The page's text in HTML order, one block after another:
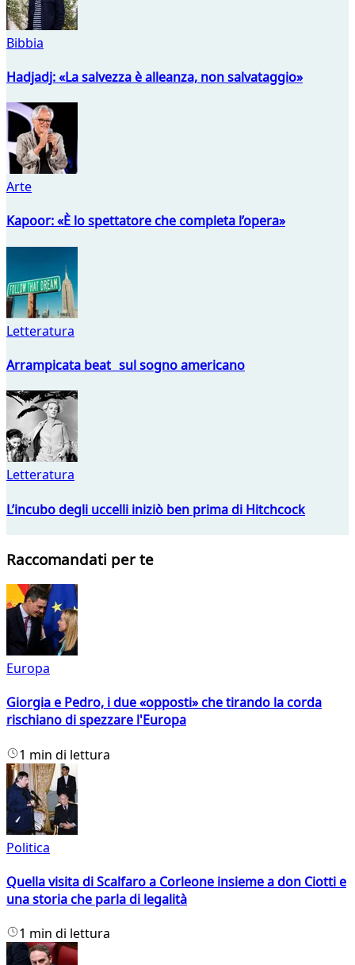
Bibbia
Hadjadj: «La salvezza è alleanza, non salvataggio»
Arte
Kapoor: «È lo spettatore che completa l’opera»
Letteratura
Arrampicata beat sul sogno americano
Letteratura
L’incubo degli uccelli iniziò ben prima di Hitchcock
Raccomandati per te
Europa
Giorgia e Pedro, i due «opposti» che tirando la corda
rischiano di spezzare l'Europa
1 min di lettura
Politica
Quella visita di Scalfaro a Corleone insieme a don Ciotti e
una storia che parla di legalità
1 min di lettura